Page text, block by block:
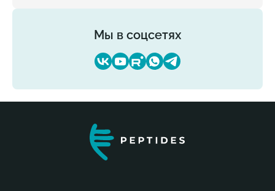
Мы в соцсетях